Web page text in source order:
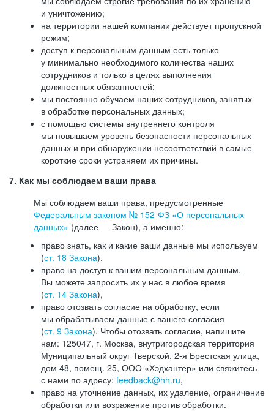
и уничтожению;
на территории нашей компании действует пропускной
режим;
доступ к персональным данным есть только
у минимально необходимого количества наших
сотрудников и только в целях выполнения
должностных обязанностей;
мы постоянно обучаем наших сотрудников, занятых
в обработке персональных данных;
с помощью системы внутреннего контроля
мы повышаем уровень безопасности персональных
данных и при обнаружении несоответствий в самые
короткие сроки устраняем их причины.
7. Как мы соблюдаем ваши права
Мы соблюдаем ваши права, предусмотренные
Федеральным законом № 152-ФЗ «О персональных
данных» (далее — Закон), а именно:
право знать, как и какие ваши данные мы используем
(ст. 18 Закона),
право на доступ к вашим персональным данным.
Вы можете запросить их у нас в любое время
(ст. 14 Закона),
право отозвать согласие на обработку, если
мы обрабатываем данные с вашего согласия
(ст. 9 Закона). Чтобы отозвать согласие, напишите
нам: 125047, г. Москва, внутригородская территория
Муниципальный округ Тверской, 2-я Брестская улица,
дом 48, помещ. 25, ООО «Хэдхантер» или свяжитесь
с нами по адресу: feedback@hh.ru,
право на уточнение данных, их удаление, ограничение
обработки или возражение против обработки.